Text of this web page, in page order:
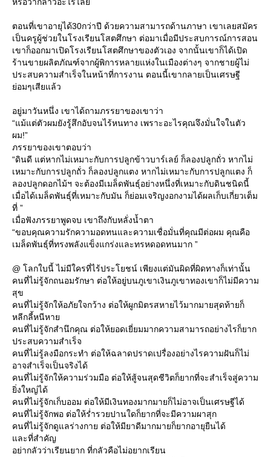
ตอนที่เขาอายุได้30กว่าปี ด้วยความสามารถด้านภาษา เขาเลยสมัคร
เป็นครูผู้ช่วยในโรงเรียนโสตศึกษา ต่อมาเมื่อมีประสบการณ์การสอน
เขาก็ออกมาเปิดโรงเรียนโสตศึกษาของตัวเอง จากนั้นเขาก็ได้เปิด
ร้านขายผลิตภัณฑ์จากผู้พิการหลายแห่งในเมืองต่างๆ จากชายผู้ไม่
ประสบความสำเร็จในหน้าที่การงาน ตอนนี้เขากลายเป็นเศรษฐี
่อมๆเสียแล้ว
อยู่มาวันหนึ่ง เขาได้ถามภรรยาของเขาว่า
“แม้แต่ตัวผมยังรู้สึกอับจนไร้หนทาง เพราะอะไรคุณจึงมั่นใจในตัว
ผม!”
ภรรยาของเขาตอบว่า
“ดินดี แต่หากไม่เหมาะกับการปลูกข้าวบาร์เลย์ ก็ลองปลูกถั่ว หากไม่
เหมาะกับการปลูกถั่ว ก็ลองปลูกแตง หากไม่เหมาะกับการปลูกแตง ก็
ลองปลูกดอกไม้ฯ จะต้องมีเมล็ดพันธุ์อย่างหนึ่งที่เหมาะกับดินชนิดนี้
เมื่อได้เมล็ดพันธุ์ที่เหมาะกับมัน ก็ย่อมเจริญงอกงามได้ผลเก็บเกี่ยวเต็ม
ที่ ”
เมื่อฟังภรรยาพูดจบ เขาถึงกับหลั่งน้ำตา
“ขอบคุณความรักความอดทนและความเชื่อมั่นที่คุณมีต่อผม คุณคือ
เมล็ดพันธุ์ที่ทรงพลังแข็งแกร่งและทรหดอดทนมาก ”
@ โลกใบนี้ ไม่มีใครที่ไร้ประโยชน์ เพียงแต่มันผิดที่ผิดทางก็เท่านั้น
คนที่ไม่รู้จักถนอมรักษา ต่อให้อยู่บนภูเขาเงินภูเขาทองเขาก็ไม่มีความ
สุข
คนที่ไม่รู้จักให้อภัยใจกว้าง ต่อให้ผูกมิตรสหายไว้มากมายสุดท้ายก็
หลีกลี้หนีหา
คนที่ไม่รู้จักสำนึกคุณ ต่อให้ยอดเยี่ยมมากความสามารถอย่างไรก็ยาก
ประสบความสำเร็จ
คนที่ไม่รู้ลงมือกระทำ ต่อให้ฉลาดปราดเปรื่องอย่างไรความฝันก็ไม่
อาจสำเร็จเป็นจริงได้
คนที่ไม่รู้จักให้ความร่วมมือ ต่อให้สู้จนสุดชีวิตก็ยากที่จะสำเร็จสู่ความ
ิ่งใหญ่ได้
คนที่ไม่รู้จักเก็บออม ต่อให้มีเงินทองมากมายก็ไม่อาจเป็นเศรษฐีได้
คนที่ไม่รู้จักพอ ต่อให้ร่ำรวยปานใดก็ยากที่จะมีความผาสุก
คนที่ไม่รู้จักดูแลร่างกาย ต่อให้มียาดีมากมายก็ยากอายุยืนได้
ละที่สำคัญ
อย่ากลัวว่าเรียนยาก ที่กลัวคือไม่อยากเรียน